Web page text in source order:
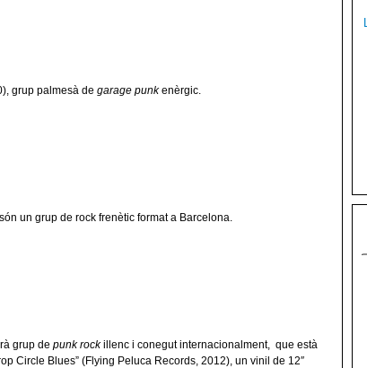
grup palmesà de garage punkenèrgic.
un grup de rock frenètic format a Barcelona.
grup de punk rockillenc i conegut internacionalment, que està
Circle Blues” (Flying Peluca Records, 2012), un vinil de 12″